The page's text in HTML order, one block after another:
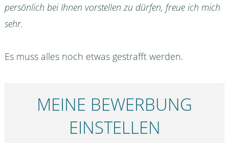
persönlich bei Ihnen vorstellen zu dürfen, freue ich mich
sehr.
Es muss alles noch etwas gestrafft werden.
MEINE BEWERBUNG
EINSTELLEN